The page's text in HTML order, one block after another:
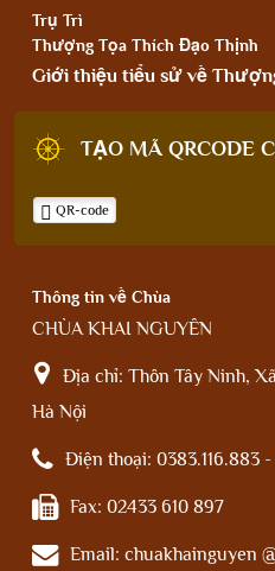
Trụ Trì
Thượng Tọa Thích Đạo Thịnh
Giới thiệu tiểu sử về
TẠO MÃ QRCODE
QR-code
Thông tin về Chùa
CHÙA KHAI NGUYÊN
Địa chỉ: Thôn Tây Ninh,
Hà Nội
Điện thoại: 0383.116.883
Fax: 02433 610 897
Email: chuakhainguyen